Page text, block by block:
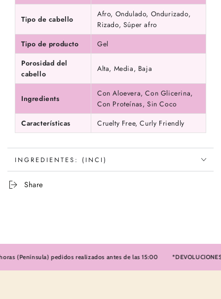
Tipo de cabello
Afro, Ondulado, Ondurizado,
Rizado, Súper afro
Tipo de producto
Gel
Porosidad del
cabello
Alta, Media, Baja
Ingredients
Con Aloevera, Con Glicerina,
Con Proteínas, Sin Coco
Características
Cruelty Free, Curly Friendly
INGREDIENTES: (INCI)
Share
(Península) pedidos realizados antes de las 15:00 *DEVOLUCIONES